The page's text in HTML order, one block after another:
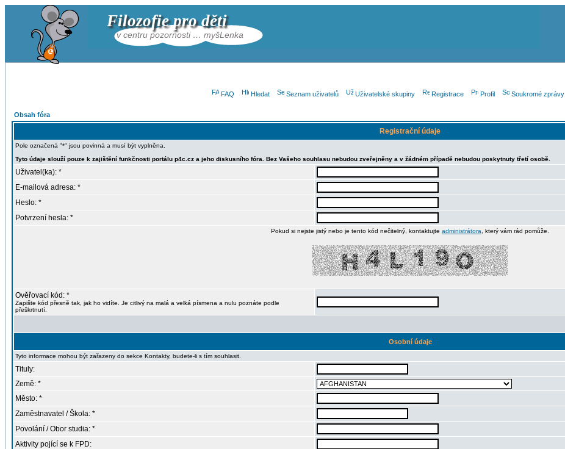
Filozofie pro děti
v centru pozornosti … myšLenka
FAQ Hledat Seznam uživatelů Uživatelské skupiny Registrace Profil Soukromé zprávy
Obsah fóra
Registrační údaje
Pole označená "*" jsou povinná a musí být vyplněna.
Tyto údaje slouží pouze k zajištění funkčnosti portálu p4c.cz a jeho diskusního fóra. Bez Vašeho souhlasu nebudou zveřejněny a v žádném případě nebudou poskytnuty třetí osobě.
Uživatel(ka): *
E-mailová adresa: *
Heslo: *
Potvrzení hesla: *
Pokud si nejste jistý nebo je tento kód nečitelný, kontaktujte administrátora , který vám rád pomůže.
Ověřovací kód: *
Zapište kód přesně tak, jak ho vidíte. Je citlivý na malá a velká písmena a nulu poznáte podle
přeškrtnutí.
Osobní údaje
Tyto informace mohou být zařazeny do sekce Kontakty, budete-li s tím souhlasit.
Tituly:
Země: *
Město: *
Zaměstnavatel / Škola: *
Povolání / Obor studia: *
Aktivity pojící se k FPD: